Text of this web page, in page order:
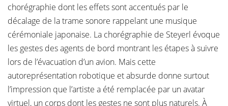
chorégraphie dont les effets sont accentués par le
décalage de la trame sonore rappelant une musique
cérémoniale japonaise. La chorégraphie de Steyerl évoque
les gestes des agents de bord montrant les étapes à suivre
lors de l’évacuation d’un avion. Mais cette
autoreprésentation robotique et absurde donne surtout
l’impression que l’artiste a été remplacée par un avatar
virtuel, un corps dont les gestes ne sont plus naturels. À